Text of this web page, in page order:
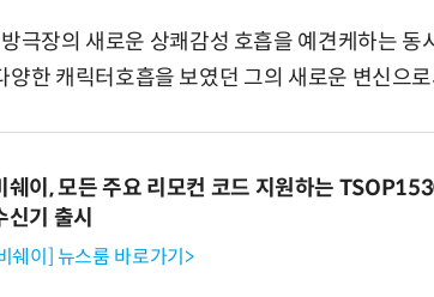
극장의 새로운 상쾌감성 호흡을 예견케하는 동
한 캐릭터호흡을 보였던 그의 새로운 변신으
쉐이, 모든 주요 리모컨 코드 지원하는
신기 출시
쉐이] 뉴스룸 바로가기>